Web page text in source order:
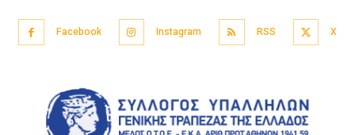
Facebook Instagram RSS X